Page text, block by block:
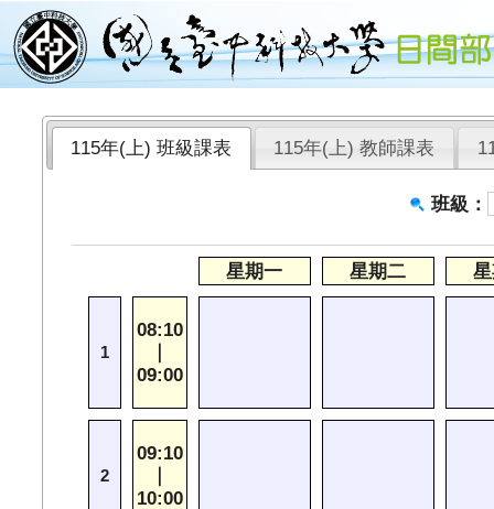
115年(上) 班級課表 115年(上) 教師課表
班級：
星期一 星期二
1
08:10
09:00
2
09:10
10:00